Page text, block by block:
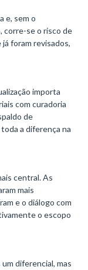
e, sem o
corre-se o risco de
foram revisados,
importa
com curadoria
de
a diferença na
central. As
mais
e o diálogo com
o escopo
diferencial, mas